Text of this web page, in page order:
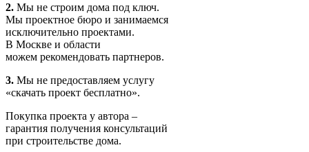
2. Мы не строим дома под ключ.
Мы проектное бюро и занимаемся
исключительно проектами.
В Москве и области
можем рекомендовать партнеров.
3. Мы не предоставляем услугу
«скачать проект бесплатно».
Покупка проекта у автора –
гарантия получения консультаций
при строительстве дома.